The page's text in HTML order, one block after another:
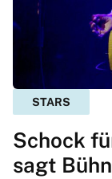
STARS
Schock
sagt